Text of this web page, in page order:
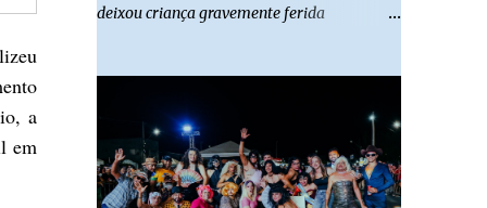
a
em
deixou criança gravemente ferida
embriagado após um acidente que deixou
uma criança de 11 anos gravemente ferida
na manhã deste sábado (1º), na RN-118,
entre Macau e Pendências. Segundo a Polícia